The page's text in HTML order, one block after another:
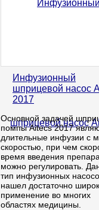
Инфузионный
шприцевой насос
2017
Основной задачей
помпы Aitecs 2017
длительные инфузии с
скоростью, при чем
время введения
можно регулировать.
тип инфузионных
нашел достаточно
применение во многих
областях медицины.